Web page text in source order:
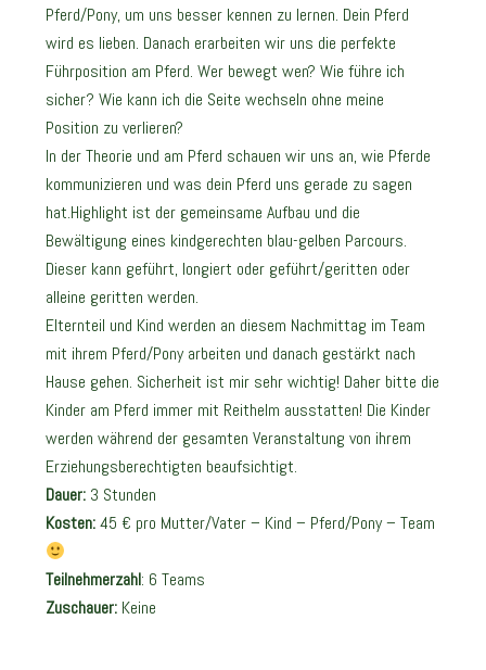
Pferd/Pony, um uns besser kennen zu lernen. Dein Pferd
wird es lieben. Danach erarbeiten wir uns die perfekte
Führposition am Pferd. Wer bewegt wen? Wie führe ich
sicher? Wie kann ich die Seite wechseln ohne meine
Position zu verlieren?
In der Theorie und am Pferd schauen wir uns an, wie Pferde
kommunizieren und was dein Pferd uns gerade zu sagen
hat.Highlight ist der gemeinsame Aufbau und die
Bewältigung eines kindgerechten blau-gelben Parcours.
Dieser kann geführt, longiert oder geführt/geritten oder
alleine geritten werden.
Elternteil und Kind werden an diesem Nachmittag im Team
mit ihrem Pferd/Pony arbeiten und danach gestärkt nach
Hause gehen. Sicherheit ist mir sehr wichtig! Daher bitte die
Kinder am Pferd immer mit Reithelm ausstatten! Die Kinder
werden während der gesamten Veranstaltung von ihrem
Erziehungsberechtigten beaufsichtigt.
Dauer: 3 Stunden
Kosten:45 € pro Mutter/Vater – Kind – Pferd/Pony – Team
Teilnehmerzahl: 6 Teams
Zuschauer: Keine